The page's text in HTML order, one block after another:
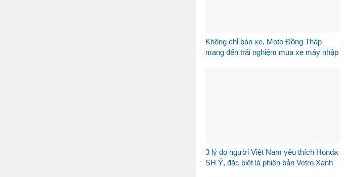
Không chỉ bán xe, Moto Đồng Tháp
mang đến trải nghiệm mua xe máy nhập
3 lý do người Việt Nam yêu thích Honda
SH Ý, đặc biệt là phiên bản Vetro Xanh